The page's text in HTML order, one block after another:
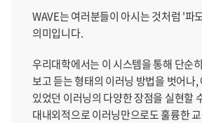
WAVE는 여러분들이 아시는 것처럼 '파
의미입니다.
우리대학에서는 이 시스템을 통해 단순
보고 듣는 형태의 이러닝 방법을 벗어나,
있었던 이러닝의 다양한 장점을 실현할
대내외적으로 이러닝만으로도 훌륭한